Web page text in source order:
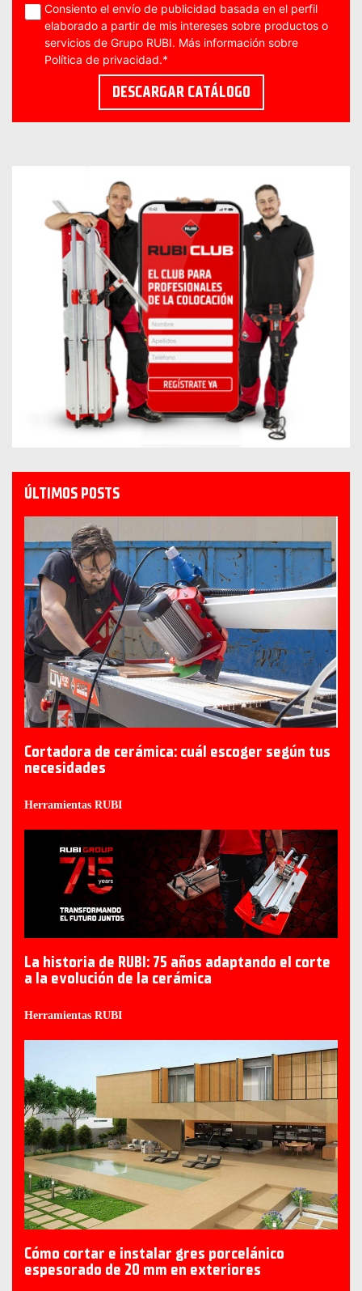
Consiento el envío de publicidad basada en el perfil
elaborado a partir de mis intereses sobre productos o
servicios de Grupo RUBI. Más información sobre
Política de privacidad.*
ÚLTIMOS POSTS
Cortadora de cerámica: cuál escoger según tus
necesidades
Herramientas RUBI
La historia de RUBI: 75 años adaptando el corte
a la evolución de la cerámica
Herramientas RUBI
Cómo cortar e instalar gres porcelánico
espesorado de 20 mm en exteriores